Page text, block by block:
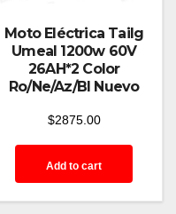
Moto Eléctrica Tailg
Umeal 1200w 60V
26AH*2 Color
Ro/Ne/Az/Bl Nuevo
$2875.00
Add to cart